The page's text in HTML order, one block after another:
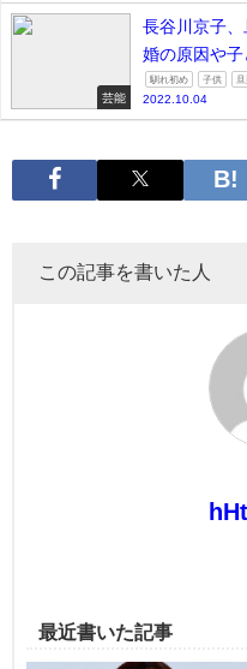
芸能
長谷川京子
婚の原因や子
馴れ初め 子供
2022.10.04
この記事を書いた人
最近書いた記事